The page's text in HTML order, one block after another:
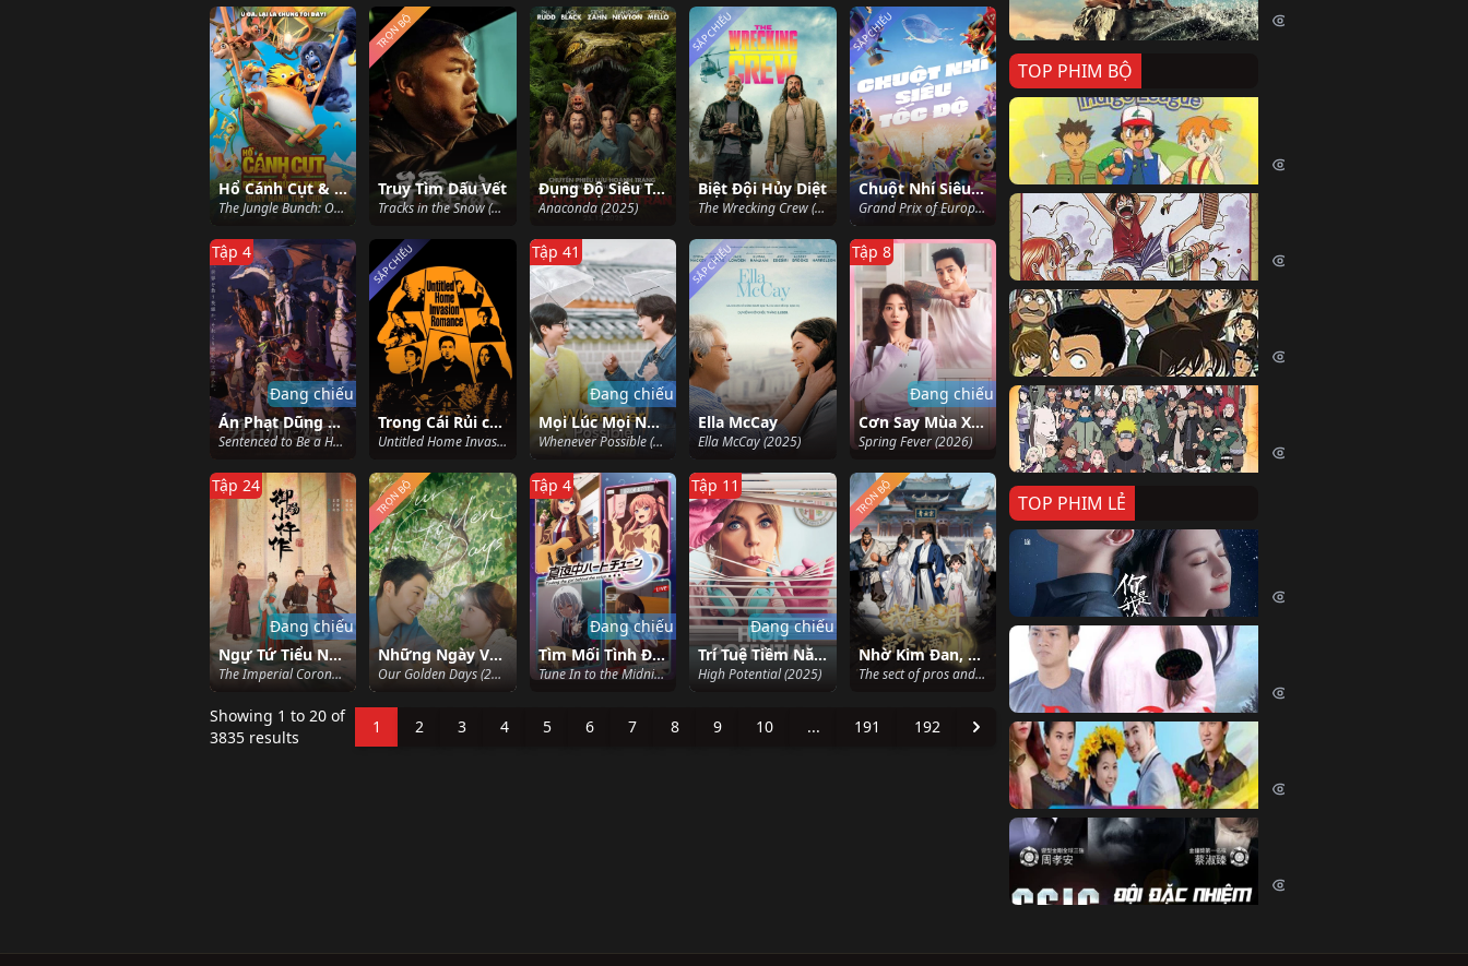
Hổ Cánh Cụt & Biệt Đội Rừng Xanh 2: Quậy Banh Thế Giới
The Jungle Bunch: Operation Meltdown (2023)
Truy Tìm Dấu Vết
Tracks in the Snow (2026)
TRỌN BỘ
Đụng Độ Siêu Trăn
Anaconda (2025)
Biệt Đội Hủy Diệt
The Wrecking Crew (2026)
SẮP CHIẾU
Chuột Nhí Siêu Tốc Độ
Grand Prix of Europe (2025)
SẮP CHIẾU
Án Phạt Dũng Giả
Sentenced to Be a Hero (2026)
Tập 4
Đang chiếu
Trong Cái Rủi có Cái Xui
Untitled Home Invasion Romance (2025)
SẮP CHIẾU
Mọi Lúc Mọi Nơi (Phần 4)
Whenever Possible (Season 4) (2025)
Tập 41
Đang chiếu
Ella McCay
Ella McCay (2025)
SẮP CHIẾU
Cơn Say Mùa Xuân
Spring Fever (2026)
Tập 8
Đang chiếu
Ngự Tứ Tiểu Ngỗ Tác (Phần 2)
The Imperial Coroner (Season 2) (2026)
Tập 24
Đang chiếu
Những Ngày Vàng Son
Our Golden Days (2025)
TRỌN BỘ
Tìm Mối Tình Đầu Qua Giọng Nói
Tune In to the Midnight Heart (2026)
Tập 4
Đang chiếu
Trí Tuệ Tiềm Năng (Phần 2)
High Potential (2025)
Tập 11
Đang chiếu
Nhờ Kim Đan, Tôi Gánh Cả Tông Môn
The sect of pros and their beginner senior (2026)
TRỌN BỘ
Showing 1 to 20 of
3835 results
1 2 3 4 5 6 7 8 9 10 ... 191 192
TOP PHIM BỘ
TOP PHIM LẺ